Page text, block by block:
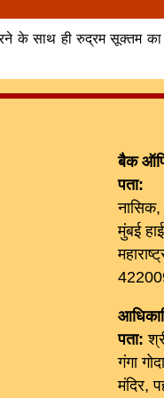
के साथ ही रुद्रम सूक्तम
बैक
पता:
नासिक,
मुंबई
पता:
गंगा
मंदिर,